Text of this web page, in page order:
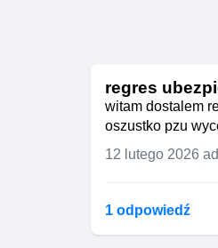
regres
witam dostalem
oszustko pzu
12 lutego 2026
1 odpowiedź